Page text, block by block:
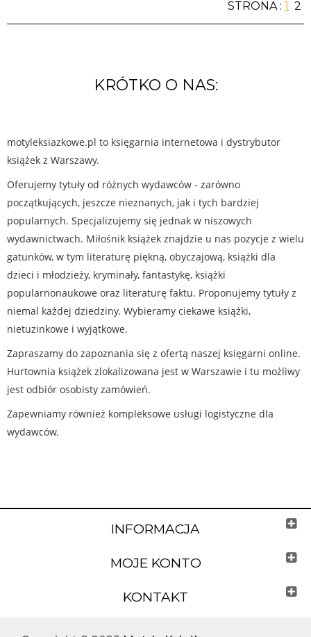
STRONA : 1 2
KRÓTKO O NAS:
motyleksiazkowe.pl to księgarnia internetowa i dystrybutor
książek z Warszawy.
Oferujemy tytuły od różnych wydawców - zarówno
początkujących, jeszcze nieznanych, jak i tych bardziej
popularnych. Specjalizujemy się jednak w niszowych
wydawnictwach. Miłośnik książek znajdzie u nas pozycje z wielu
gatunków, w tym literaturę piękną, obyczajową, książki dla
dzieci i młodzieży, kryminały, fantastykę, książki
popularnonaukowe oraz literaturę faktu. Proponujemy tytuły z
niemal każdej dziedziny. Wybieramy ciekawe książki,
nietuzinkowe i wyjątkowe.
Zapraszamy do zapoznania się z ofertą naszej księgarni online.
Hurtownia książek zlokalizowana jest w Warszawie i tu możliwy
jest odbiór osobisty zamówień.
Zapewniamy również kompleksowe usługi logistyczne dla
wydawców.
INFORMACJA
MOJE KONTO
KONTAKT